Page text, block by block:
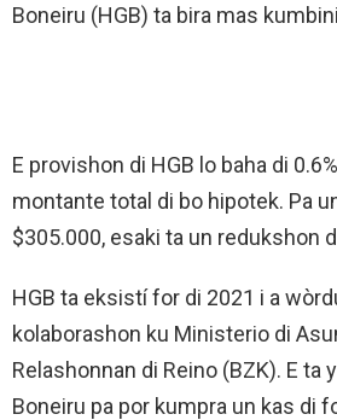
Boneiru (HGB) ta bira mas
E provishon di HGB lo baha di
montante total di bo hipotek. Pa
$305.000, esaki ta un redukshon
HGB ta eksistí for di 2021 i a
kolaborashon ku Ministerio di
Relashonnan di Reino (BZK). E ta
Boneiru pa por kumpra un kas di